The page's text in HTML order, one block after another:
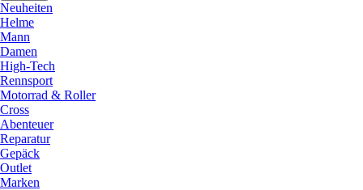
Neuheiten
Helme
Mann
Damen
High-Tech
Rennsport
Motorrad & Roller
Cross
Abenteuer
Reparatur
Gepäck
Outlet
Marken